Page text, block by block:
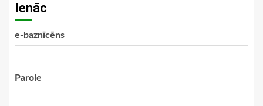
Ienāc
e-baznīcēns
Parole